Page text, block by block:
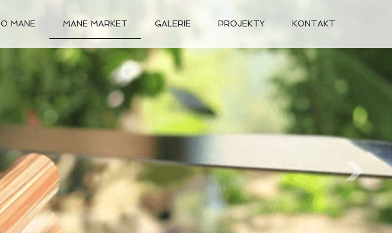
O MANE MANE MARKET GALERIE PROJEKTY KONTAKT